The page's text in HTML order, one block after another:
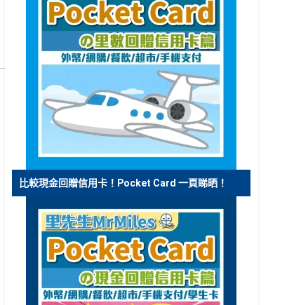
比較現金回贈信用卡！Pocket Card 一頁睇晒！